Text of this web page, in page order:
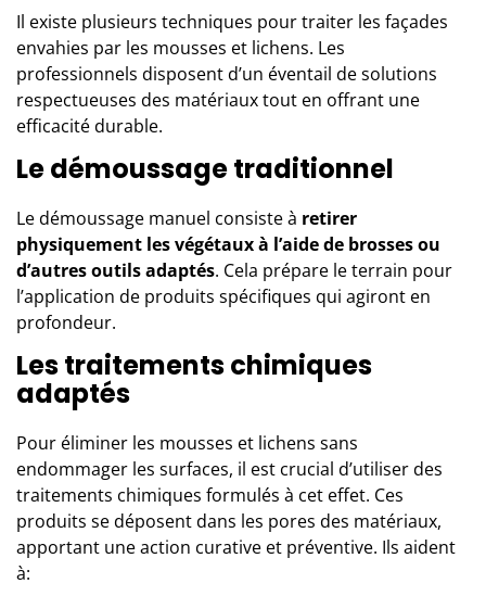
Il existe plusieurs techniques pourtraiter les façades
envahies par les mousses et lichens. Les
professionnels disposent d’un éventail de solutions
respectueuses des matériaux tout en offrant une
efficacité durable.
Le démoussage traditionnel
Le démoussage manuel consiste à retirer
physiquement les végétaux à l’aide de brosses ou
d’autres outils adaptés. Cela prépare le terrain pour
l’application de produits spécifiques qui agiront en
profondeur.
Les traitements chimiques
adaptés
Pour éliminer les mousses et lichens sans
endommager les surfaces, il est crucial d’utiliser des
traitements chimiques formulés à cet effet. Ces
produits se déposent dans les pores des matériaux,
apportant une action curative et préventive. Ils aident
à: